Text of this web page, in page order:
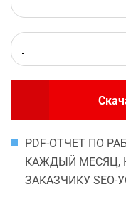
PDF-ОТЧЕТ ПО
КАЖДЫЙ МЕСЯЦ,
ЗАКАЗЧИКУ SEO-